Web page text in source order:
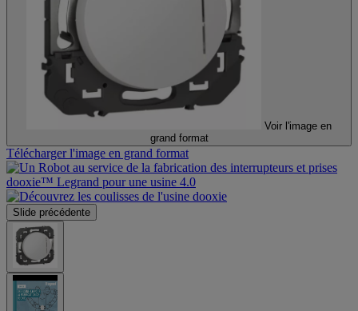
Voir l'image en
grand format
Télécharger l'image en grand format
Slide précédente